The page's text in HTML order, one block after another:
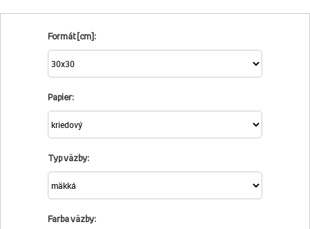
Formát [cm]:
Papier:
Typ väzby:
Farba väzby: